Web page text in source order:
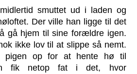
smuttet ud i laden og
Der ville han ligge til det
gå hjem til sine forældre igen.
ikke lov til at slippe så nemt.
pigen op for at hente hø til
fik netop fat i det, hvor